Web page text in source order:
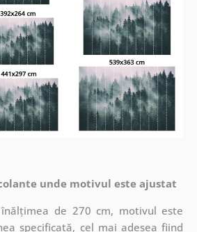
unde motivul este ajustat
de 270 cm, motivul este
specificată, cel mai adesea fiind